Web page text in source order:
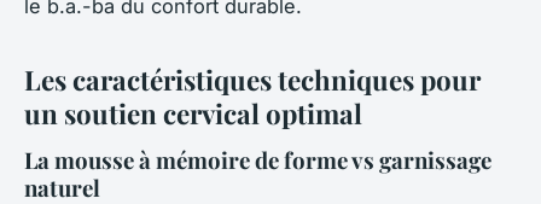
le b.a.-ba du confort durable.
Les caractéristiques techniques pour
un soutien cervical optimal
La mousse à mémoire de forme vs garnissage
naturel